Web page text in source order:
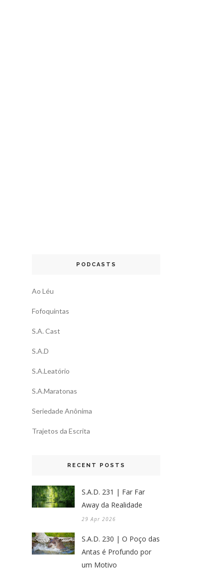
PODCASTS
Ao Léu
Fofoquintas
S.A. Cast
S.A.D
S.A.Leatório
S.A.Maratonas
Seriedade Anônima
Trajetos da Escrita
RECENT POSTS
S.A.D. 231 | Far Far
Away da Realidade
29 Apr 2026
S.A.D. 230 | O Poço das
Antas é Profundo por
um Motivo